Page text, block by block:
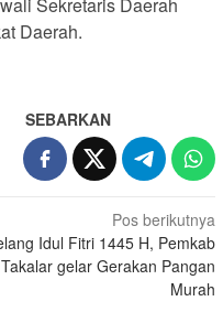
Daerah.
SEBARKAN
Pos berikutnya
Idul Fitri 1445 H, Pemkab
Takalar gelar Gerakan Pangan
Murah